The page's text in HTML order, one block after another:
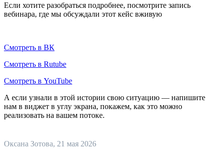
Если хотите разобраться подробнее, посмотрите запись
вебинара, где мы обсуждали этот кейс вживую
Смотреть в ВК
Смотреть в Rutube
Смотреть в YouTube
А если узнали в этой истории свою ситуацию — напишите
нам в виджет в углу экрана, покажем, как это можно
реализовать на вашем потоке.
Оксана Зотова, 21 мая 2026